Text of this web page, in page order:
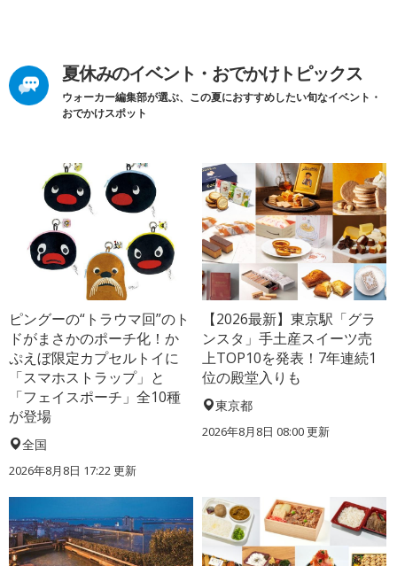
夏休みのイベント・おでかけトピックス
ウォーカー編集部が選ぶ、この夏におすすめしたい旬なイベント・
おでかけスポット
ピングーの“トラウマ回”のト
ドがまさかのポーチ化！か
ぷえぼ限定カプセルトイに
「スマホストラップ」と
「フェイスポーチ」全10種
が登場
全国
2026年8月8日 17:22更新
【2026最新】東京駅「グラ
ンスタ」手土産スイーツ売
上TOP10を発表！7年連続1
位の殿堂入りも
東京都
2026年8月8日 08:00更新